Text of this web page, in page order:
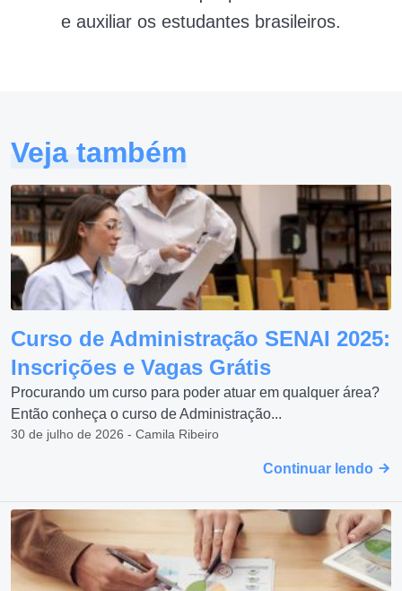
e auxiliar os estudantes brasileiros.
Veja também
Curso de Administração SENAI 2025:
Inscrições e Vagas Grátis
Procurando um curso para poder atuar em qualquer área?
Então conheça o curso de Administração...
30 de julho de 2026 - Camila Ribeiro
Continuar lendo